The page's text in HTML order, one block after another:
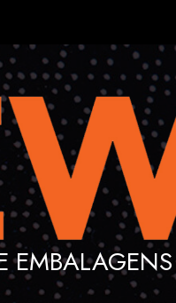
EMBALAGENS